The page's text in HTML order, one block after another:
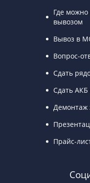
Где можно
вывозом
Вывоз в
Вопрос-
Сдать
Сдать АКБ
Демонтаж
Прайс-